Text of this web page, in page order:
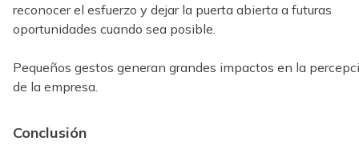
reconocer el esfuerzo y dejar la puerta abierta a futuras
oportunidades cuando sea posible.
Pequeños gestos generan grandes impactos en la
de la empresa.
Conclusión